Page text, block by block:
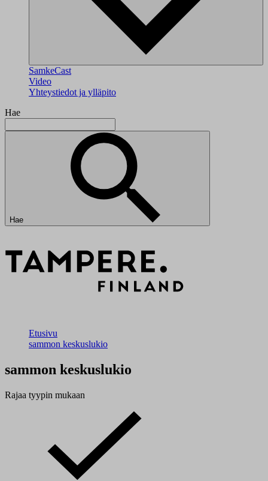
SamkeCast
Video
Yhteystiedot ja ylläpito
Hae
Hae
Etusivu
sammon keskuslukio
sammon keskuslukio
Rajaa tyypin mukaan